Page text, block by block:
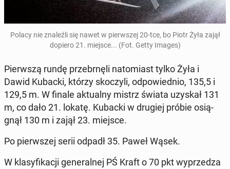
Polacy nie zna­leź­li się nawet w pierw­szej 20-tce, bo Piotr Żyła zajął
dopiero 21. miejsce... (Fot. Getty Images)
Pierw­szą rundę prze­brnę­li na­to­miast tylko Żyła i
Dawid Kubacki, którzy sko­czy­li, od­po­wied­nio, 135,5 i
129,5 m. W finale ak­tu­al­ny mistrz świata uzyskał 131
m, co dało 21. lokatę. Kubacki w drugiej próbie osią­
gnął 130 m i zajął 23. miejsce.
Po pierw­szej serii odpadł 35. Paweł Wąsek.
W kla­sy­fi­ka­cji ge­ne­ral­nej PŚ Kraft o 70 pkt wy­prze­dza